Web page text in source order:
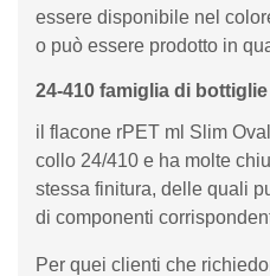
essere disponibile nel
o può essere prodotto in
24-410 famiglia di bottiglie
il flacone rPET ml Slim
collo 24/410 e ha molte
stessa finitura, delle quali
di componenti
Per quei clienti che